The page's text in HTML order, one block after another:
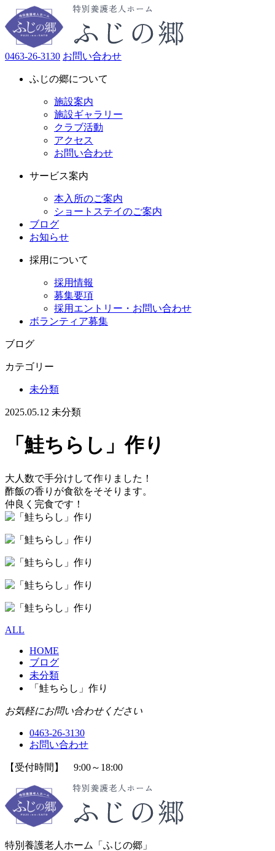
0463-26-3130 お問い合わせ
ふじの郷について
施設案内
施設ギャラリー
クラブ活動
アクセス
お問い合わせ
サービス案内
本入所のご案内
ショートステイのご案内
ブログ
お知らせ
採用について
採用情報
募集要項
採用エントリー・お問い合わせ
ボランティア募集
ブログ
カテゴリー
未分類
2025.05.12 未分類
「鮭ちらし」作り
大人数で手分けして作りました！
酢飯の香りが食欲をそそります。
仲良く完食です！
ALL
HOME
ブログ
未分類
「鮭ちらし」作り
お気軽にお問い合わせください
0463-26-3130
お問い合わせ
【受付時間】 9:00～18:00
特別養護老人ホーム「ふじの郷」